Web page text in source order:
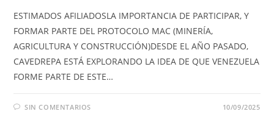
ESTIMADOS AFILIADOSLA IMPORTANCIA DE PARTICIPAR, Y
FORMAR PARTE DEL PROTOCOLO MAC (MINERÍA,
AGRICULTURA Y CONSTRUCCIÓN)DESDE EL AÑO PASADO,
CAVEDREPA ESTÁ EXPLORANDO LA IDEA DE QUE VENEZUELA
FORME PARTE DE ESTE…
SIN COMENTARIOS 10/09/2025